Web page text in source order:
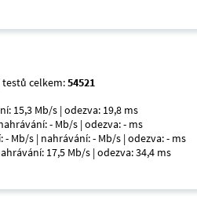
testů celkem:54521
15,3 Mb/s | odezva: 19,8 ms
- Mb/s | odezva: - ms
- Mb/s | nahrávání: - Mb/s | odezva: - ms
17,5 Mb/s | odezva: 34,4 ms